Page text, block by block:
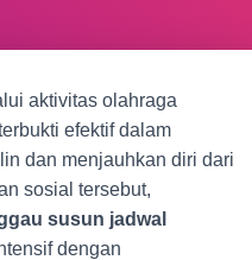
aktivitas olahraga
efektif dalam
dan menjauhkan diri dari
sosial tersebut,
susun jadwal
dengan